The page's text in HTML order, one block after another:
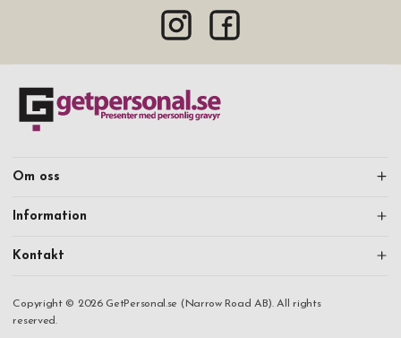
Om oss
Information
Kontakt
Copyright © 2026 GetPersonal.se (Narrow Road AB). All rights
reserved.